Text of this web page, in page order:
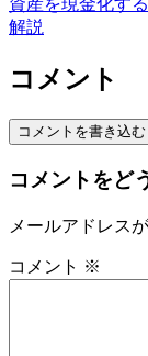
資産を現金化す
解説
コメント
コメントを書き込む
コメントをど
メールアドレス
コメント ※